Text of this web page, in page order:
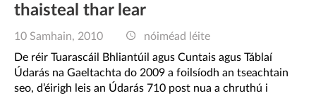
thaisteal thar lear
10 Samhain, 2010
nóiméad léite
De réir Tuarascáil Bhliantúil agus Cuntais agus Táblaí
Údarás na Gaeltachta do 2009 a foilsíodh an tseachtain
seo, d’éirigh leis an Údarás 710 post nua a chruthú i